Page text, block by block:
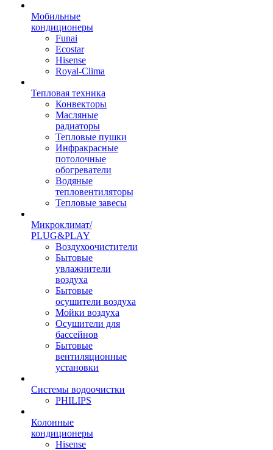
Мобильные
кондиционеры
Funai
Ecostar
Hisense
Royal-Clima
Тепловая техника
Конвекторы
Масляные
радиаторы
Тепловые пушки
Инфракрасные
потолочные
обогреватели
Водяные
тепловентиляторы
Тепловые завесы
Микроклимат/
PLUG&PLAY
Воздухоочистители
Бытовые
увлажнители
воздуха
Бытовые
осушители воздуха
Мойки воздуха
Осушители для
бассейнов
Бытовые
вентиляционные
установки
Системы водоочистки
PHILIPS
Колонные
кондиционеры
Hisense